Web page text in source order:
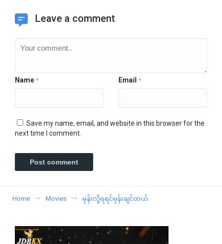
Leave a comment
Name * Email *
Save my name, email, and website in this browser for the
next time I comment.
Home Movies မုန်းလို့ရရင်မုန်းချင်တယ်